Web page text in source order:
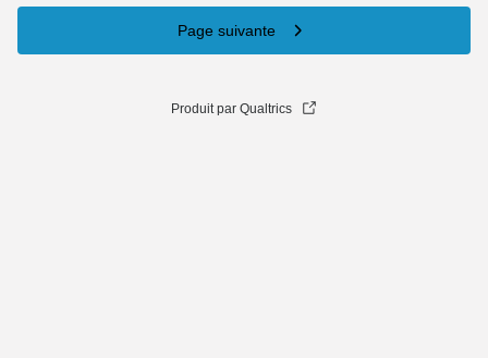
Page suivante
Produit par Qualtrics